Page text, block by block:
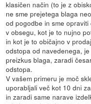
klasičen način (to je z
ne sme prejetega blaga
od pogodbe in sme
v obsegu, kot je to nujno
in kot je to običajno v
odstopa od navedenega,
preizkus blaga, zaradi
odstopa.
V vašem primeru je moč
uporabljali več kot 10 dni
in zaradi same narave